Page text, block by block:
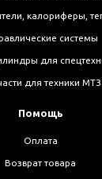
калориферы,
системы
для
для техники МТЗ
Помощь
Оплата
Возврат товара